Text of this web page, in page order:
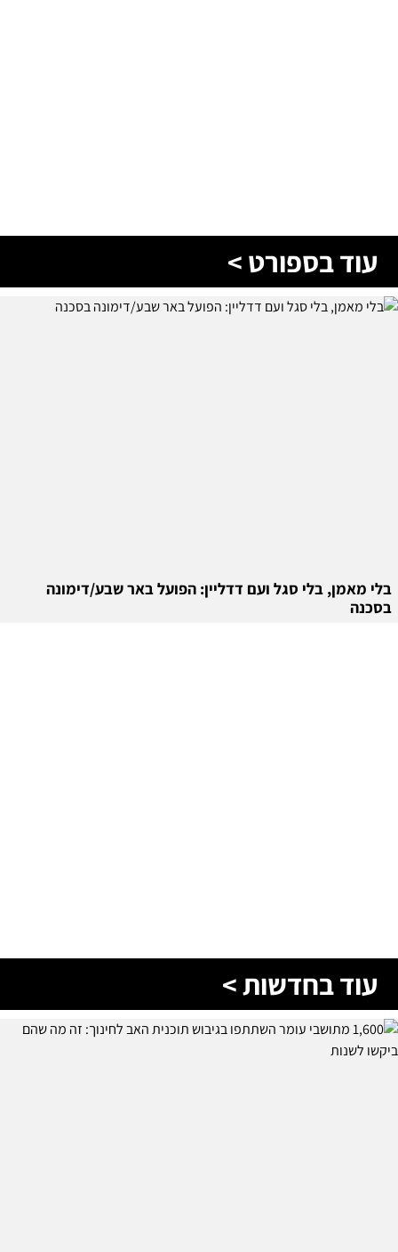
עוד בספורט >
בלי מאמן, בלי סגל ועם דדליין: הפועל באר שבע/דימונה
בסכנה
עוד בחדשות >